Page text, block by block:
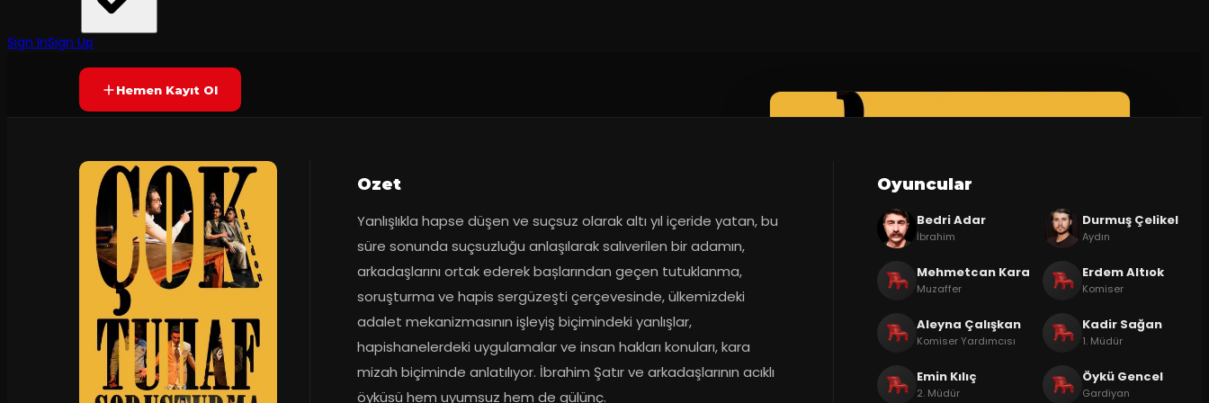
Sign InSign UpYAKINDA Yetersiz oy
Hemen Kayıt Ol
Ozet
YanlışIıkla hapse düşen ve suçsuz olarak altı yıl içeride yatan, bu
süre sonunda suçsuzluğu anlaşılarak salıverilen bir adamın,
arkadaşlarını ortak ederek bașlarından geçen tutuklanma,
soruşturma ve hapis sergüzeşti çerçevesinde, ülkemizdeki
adalet mekanizmasının işleyiş biçimindeki yanlışlar,
hapishanelerdeki uygulamalar ve insan hakları konuları, kara
mizah biçiminde anlatılıyor. İbrahim Şatır ve arkadaşlarının acıklı
öyküsü hem uyumsuz hem de gülünç.
Oyuncular
Bedri Adar
İbrahim
Durmuş Çelikel
Aydın
Mehmetcan Kara
Muzaffer
Erdem Altıok
Komiser
Aleyna Çalışkan
Komiser Yardımcısı
Kadir Sağan
1. Müdür
Emin Kılıç
2. Müdür
Öykü Gencel
Gardiyan